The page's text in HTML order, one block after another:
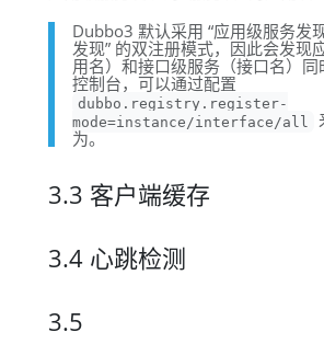
Dubbo3 默认采用 “应用级服务发
发现” 的双注册模式，因此会发现
用名）和接口级服务（接口名）
控制台，可以通过配置
dubbo.registry.register-
mode=instance/interface/all
为。
3.3 客户端缓存
3.4 心跳检测
3.5